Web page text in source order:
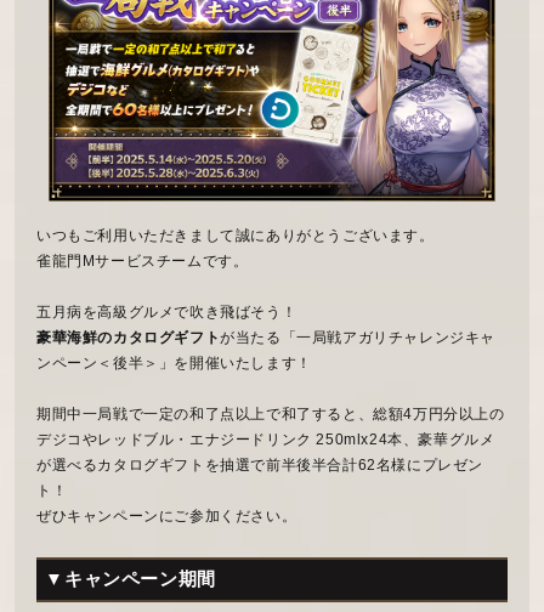
いつもご利用いただきまして誠にありがとうございます。
雀龍門Mサービスチームです。
五月病を高級グルメで吹き飛ばそう！
豪華海鮮のカタログギフトが当たる「一局戦アガリチャレンジキャ
ンペーン＜後半＞」を開催いたします！
期間中一局戦で一定の和了点以上で和了すると、総額4万円分以上の
デジコやレッドブル・エナジードリンク 250mlx24本、豪華グルメ
が選べるカタログギフトを抽選で前半後半合計62名様にプレゼン
ト！
ぜひキャンペーンにご参加ください。
▼キャンペーン期間